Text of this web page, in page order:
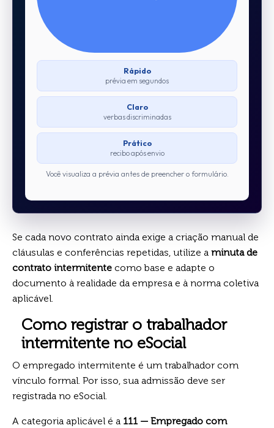
Rápido
prévia em segundos
Claro
verbas discriminadas
Prático
recibo após envio
Você visualiza a prévia antes de preencher o formulário.
Se cada novo contrato ainda exige a criação manual de
cláusulas e conferências repetidas, utilize a minuta de
contrato intermitente como base e adapte o
documento à realidade da empresa e à norma coletiva
aplicável.
Como registrar o trabalhador
intermitente no eSocial
O empregado intermitente é um trabalhador com
vínculo formal. Por isso, sua admissão deve ser
registrada no eSocial.
A categoria aplicável é a 111 — Empregado com